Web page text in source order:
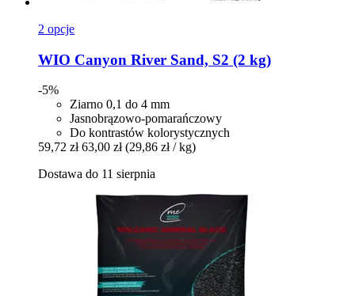
2 opcje
WIO Canyon River Sand, S2 (2 kg)
-5%
Ziarno 0,1 do 4 mm
Jasnobrązowo-pomarańczowy
Do kontrastów kolorystycznych
59,72 zł 63,00 zł (29,86 zł / kg)
Dostawa do 11 sierpnia